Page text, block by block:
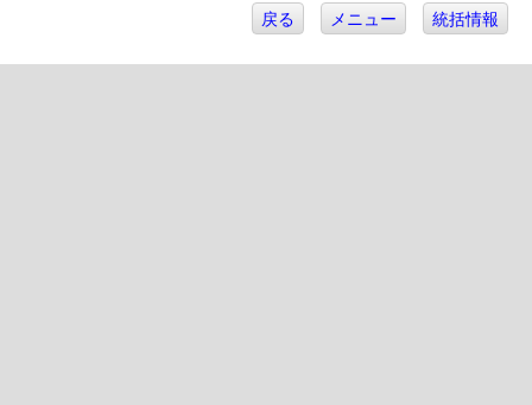
戻る メニュー 統括情報